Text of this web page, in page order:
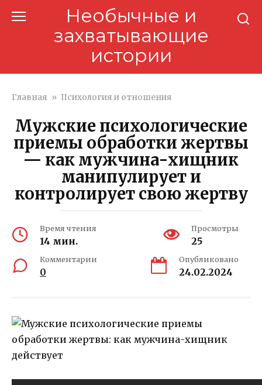
Необычные и
захватывающие
истории
Главная » Психология и отношения
Мужские психологические
приемы обработки жертвы
— как мужчина-хищник
манипулирует и
контролирует свою жертву
Время чтения
14 мин.
Просмотры
25
Комментарии
0
Опубликовано
24.02.2024